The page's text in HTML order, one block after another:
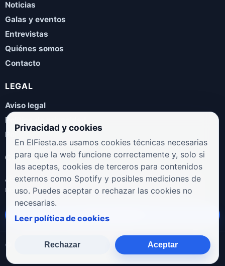
Noticias
Galas y eventos
Entrevistas
Quiénes somos
Contacto
LEGAL
Aviso legal
Política de privacidad
Política de cookies
COLABORA
¿Eres artista, manager, sello o promotor? Envíanos tus
novedades, galas, entrevistas o propuestas musicales.
Enviar propuesta
© 2026 ElFiesta.es Noticias · Galas · Entrevistas · Música
Privacidad y cookies
En ElFiesta.es usamos cookies técnicas necesarias
para que la web funcione correctamente y, solo si
las aceptas, cookies de terceros para contenidos
externos como Spotify y posibles mediciones de
uso. Puedes aceptar o rechazar las cookies no
necesarias.
Leer política de cookies
Rechazar Aceptar